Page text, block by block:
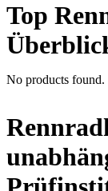
Top
No products found.